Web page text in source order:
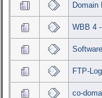
Domain
WBB 4
FTP-
co-